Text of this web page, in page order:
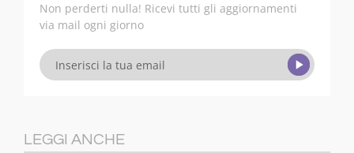
Non perderti nulla! Ricevi tutti gli aggiornamenti
via mail ogni giorno
LEGGI ANCHE